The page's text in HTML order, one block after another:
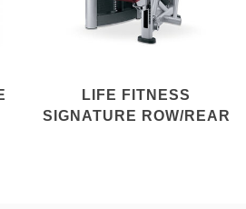
LIFE FITNESS
SIGNATURE ROW/REAR